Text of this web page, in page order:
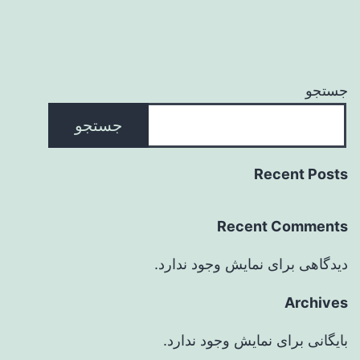
جستجو
جستجو
Recent Posts
Recent Comments
دیدگاهی برای نمایش وجود ندارد.
Archives
بایگانی برای نمایش وجود ندارد.